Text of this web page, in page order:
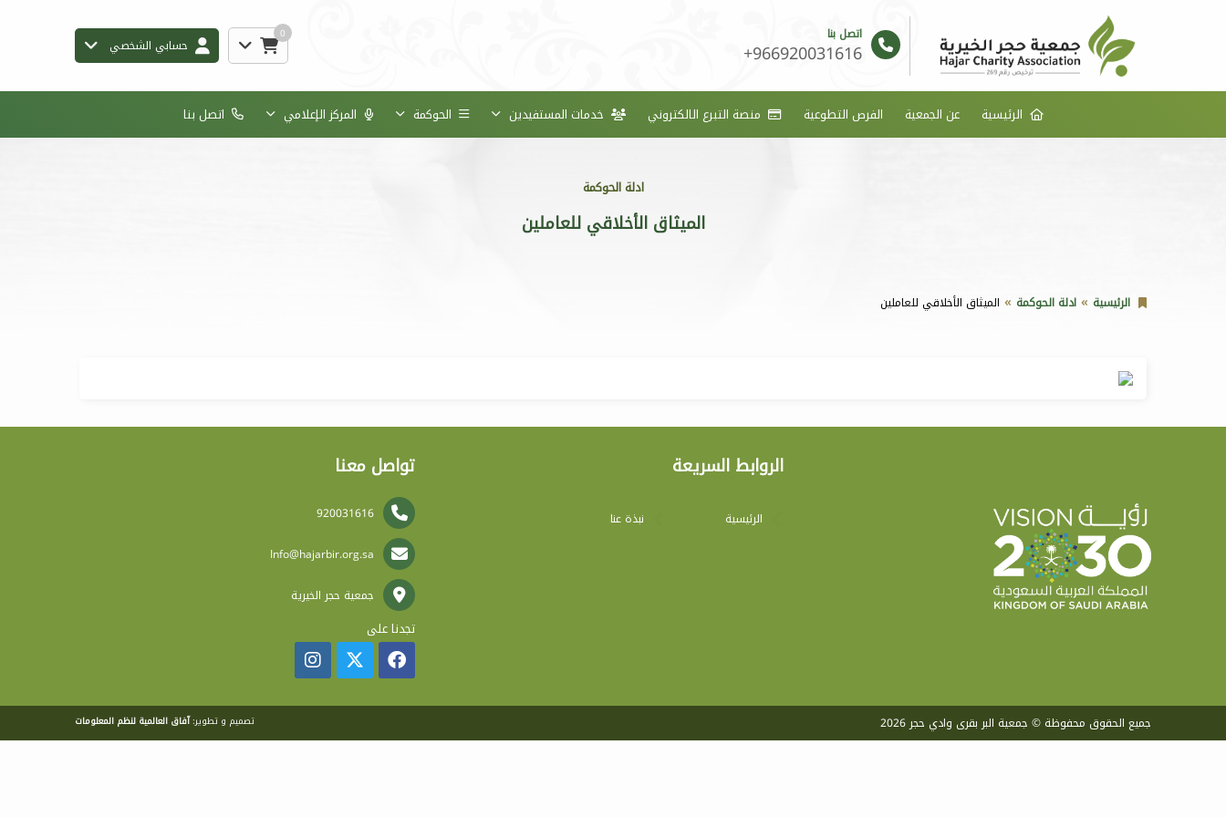
اتصل بنا
+966920031616
0
حسابي الشخصي
الرئيسية عن الجمعية الفرص التطوعية منصة التبرع الالكتروني خدمات المستفيدين الحوكمة المركز الإعلامي اتصل بنا
ادلة الحوكمة
الميثاق الأخلاقي للعاملين
الرئيسية ادلة الحوكمة الميثاق الأخلاقي للعاملين
الروابط السريعة
الرئيسية نبذة عنا
تواصل معنا
920031616
Info@hajarbir.org.sa
جمعية حجر الخيرية
تجدنا على
جميع الحقوق محفوظة © جمعية البر بقرى وادي حجر 2026 تصميم و تطوير:آفاق العالمية لنظم المعلومات